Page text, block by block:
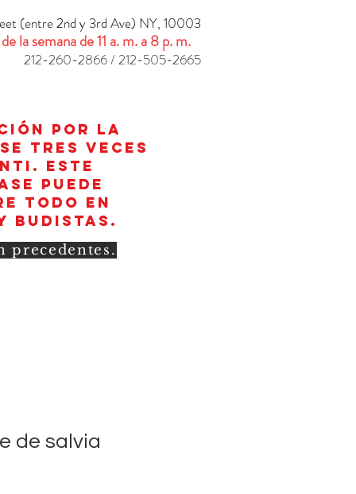
(entre 2nd y 3rd Ave) NY, 10003
la semana de 11 a. m. a 8 p. m.
212-260-2866 / 212-505-2665
por la
tres veces
Este
puede
todo en
budistas.
precedentes.
de salvia